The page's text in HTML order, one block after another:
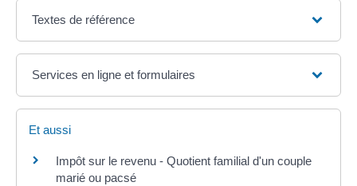
Textes de référence
Services en ligne et formulaires
Et aussi
Impôt sur le revenu - Quotient familial d'un couple
marié ou pacsé